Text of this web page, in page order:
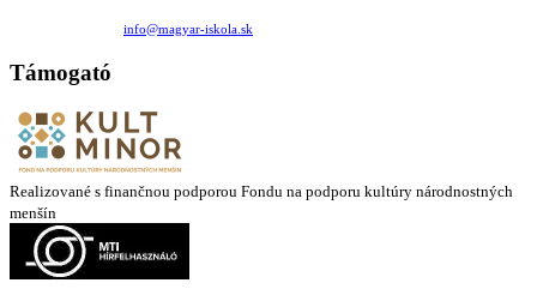
info@magyar-iskola.sk
Támogató
Realizované s finančnou podporou Fondu na podporu kultúry národnostných
menšín